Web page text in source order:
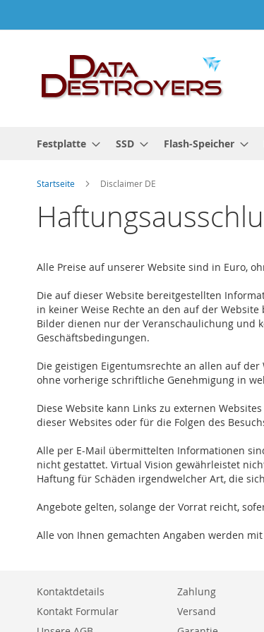
Inhalt
Festplatte SSD Flash-Speicher
Startseite Disclaimer DE
Alle Preise auf unserer Website sind in Euro,
Die auf dieser Website bereitgestellten
in keiner Weise Rechte an den auf der
Bilder dienen nur der Veranschaulichung und
Geschäftsbedingungen.
Die geistigen Eigentumsrechte an allen auf
ohne vorherige schriftliche Genehmigung in
Diese Website kann Links zu externen
dieser Websites oder für die Folgen des
Alle per E-Mail übermittelten Informationen
nicht gestattet. Virtual Vision gewährleistet
Haftung für Schäden irgendwelcher Art, die
Angebote gelten, solange der Vorrat reicht,
Alle von Ihnen gemachten Angaben werden
Kontaktdetails
Kontakt Formular
Zahlung
Versand